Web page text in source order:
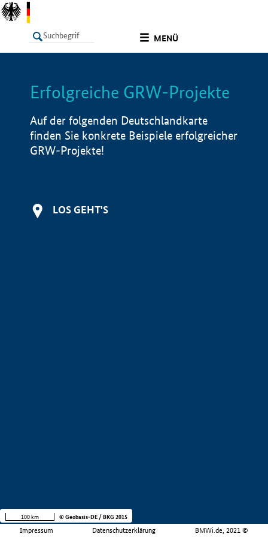
MENÜ
LISTE Info
Erfolgreiche GRW-Projekte
Auf der folgenden Deutschlandkarte
finden Sie konkrete Beispiele erfolgreicher
GRW-Projekte!
LOS GEHT'S
Impressum Datenschutzerklärung BMWi.de, 2021 ©
100 km © Geobasis-DE / BKG 2015